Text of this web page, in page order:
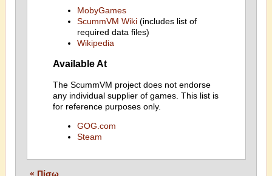
MobyGames
ScummVM Wiki(includes list of
required data files)
Wikipedia
Available At
The ScummVM project does not endorse
any individual supplier of games. This list is
for reference purposes only.
GOG.com
Steam
« Πίσω